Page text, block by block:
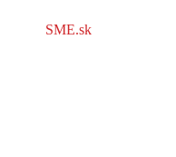
SME.sk